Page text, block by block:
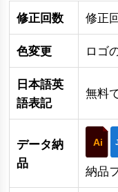
修正回数 修正
色変更 ロゴ
日本語英
語表記
無料
データ納
品
Ai
納品